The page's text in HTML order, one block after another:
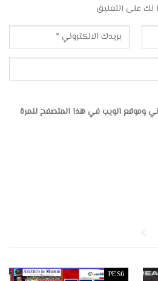
لك على التعليق
وموقع الويب في هذا المتصفح للمرة
PES6